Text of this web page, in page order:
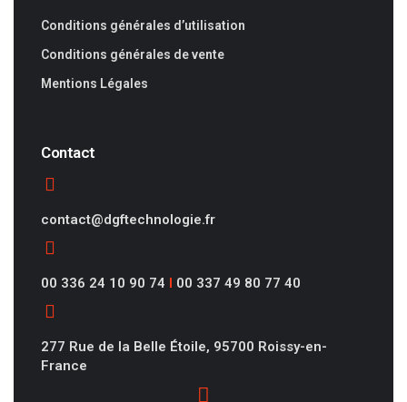
Conditions générales d’utilisation
Conditions générales de vente
Mentions Légales
Contact
contact@dgftechnologie.fr
00 336 24 10 90 74 00 337 49 80 77 40
277 Rue de la Belle Étoile, 95700 Roissy-en-
France